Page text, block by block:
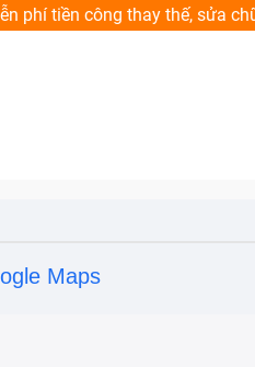
phí tiền công thay thế, sửa
Maps